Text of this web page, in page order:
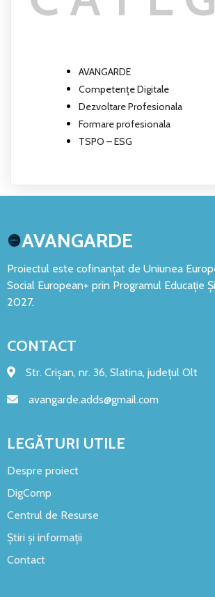
AVANGARDE
Competențe Digitale
Dezvoltare Profesionala
Formare profesionala
TSPO – ESG
AVANGARDE
Proiectul este cofinanțat de Uniunea
Social European+ prin Programul Educație
2027.
CONTACT
Str. Crișan, nr. 36, Slatina, județul Olt
avangarde.adds@gmail.com
LEGĂTURI UTILE
Despre proiect
DigComp
Centrul de Resurse
Știri și informații
Contact